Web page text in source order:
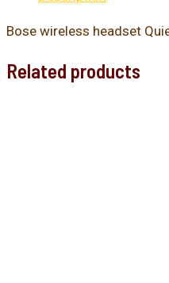
Bose wireless headset
Related products